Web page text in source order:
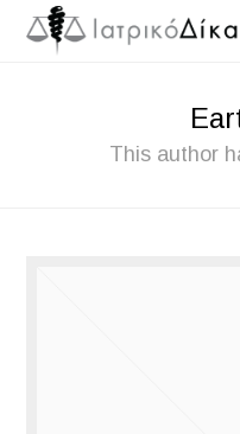
This author